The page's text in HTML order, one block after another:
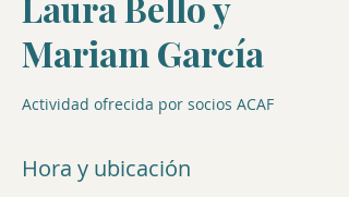
Mariam García
Actividad ofrecida por socios ACAF
Hora y ubicación